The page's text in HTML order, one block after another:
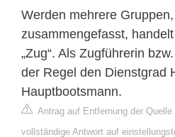
Werden mehrere
zusammengefasst,
„Zug“. Als Zugführerin
der Regel den Dienstgrad
Hauptbootsmann.
Antrag auf Entfernung der Quelle
vollständige Antwort auf